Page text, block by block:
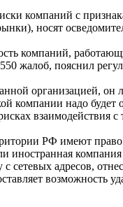
компаний с
носят
компаний,
жалоб, пояснил
организацией,
компании надо будет
взаимодействия
РФ имеют право
иностранная
с сетевых адресов,
возможность